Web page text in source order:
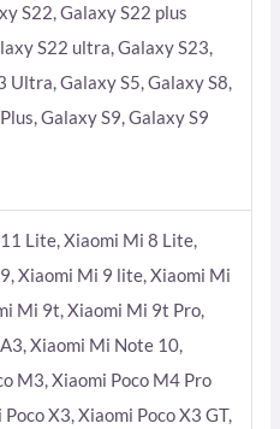
S22, Galaxy S22 plus
S22 ultra, Galaxy S23,
Ultra, Galaxy S5, Galaxy S8,
Galaxy S9, Galaxy S9
Lite, Xiaomi Mi 8 Lite,
Xiaomi Mi 9 lite, Xiaomi Mi
Mi 9t, Xiaomi Mi 9t Pro,
Xiaomi Mi Note 10,
M3, Xiaomi Poco M4 Pro
Poco X3, Xiaomi Poco X3 GT,